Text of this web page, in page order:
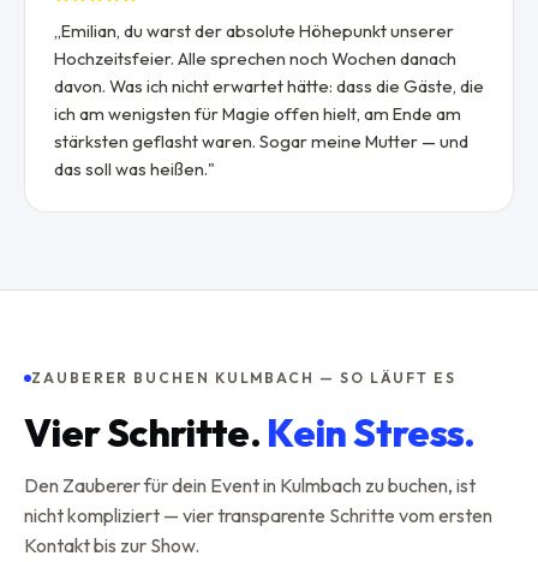
„Emilian, du warst der absolute Höhepunkt unserer
Hochzeitsfeier. Alle sprechen noch Wochen danach
davon. Was ich nicht erwartet hätte: dass die Gäste, die
ich am wenigsten für Magie offen hielt, am Ende am
stärksten geflasht waren. Sogar meine Mutter — und
das soll was heißen."
ZAUBERER BUCHEN KULMBACH — SO LÄUFT ES
Vier Schritte. Kein Stress.
Den Zauberer für dein Event in Kulmbach zu buchen, ist
nicht kompliziert — vier transparente Schritte vom ersten
Kontakt bis zur Show.